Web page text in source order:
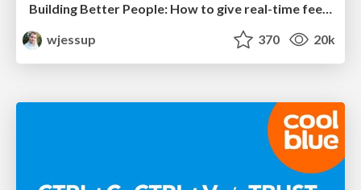
Building Better People: How to give real-time feedback that sticks.
wjessup
370 20k